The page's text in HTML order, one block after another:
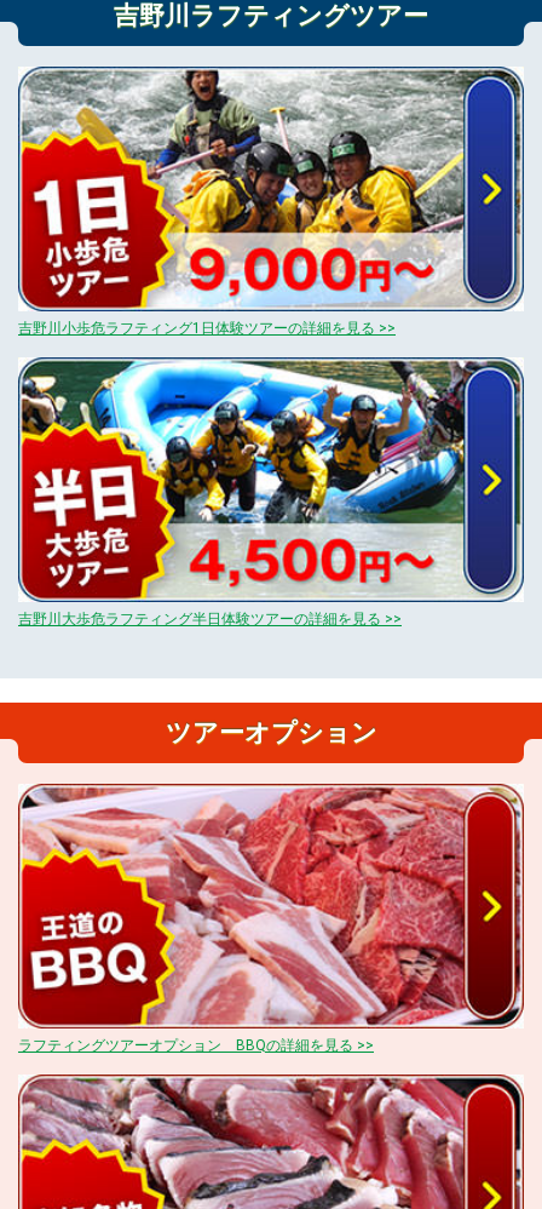
吉野川ラフティングツアー
吉野川小歩危ラフティング1日体験ツアーの詳細を見る >>
吉野川大歩危ラフティング半日体験ツアーの詳細を見る >>
ツアーオプション
ラフティングツアーオプション BBQの詳細を見る >>